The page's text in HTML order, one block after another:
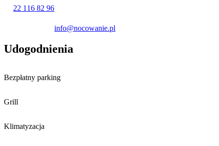
ośrodek z wypożyczalnią sprzętu wodnego.
22 116 82 96
info@nocowanie.pl
Udogodnienia
Bezpłatny parking
Grill
Klimatyzacja